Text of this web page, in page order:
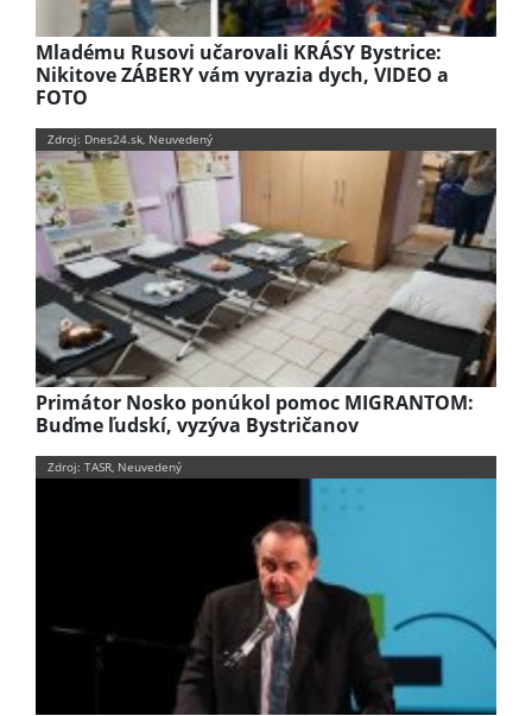
Mladému Rusovi učarovali KRÁSY Bystrice:
Nikitove ZÁBERY vám vyrazia dych, VIDEO a
FOTO
Zdroj: Dnes24.sk, Neuvedený
Primátor Nosko ponúkol pomoc MIGRANTOM:
Buďme ľudskí, vyzýva Bystričanov
Zdroj: TASR, Neuvedený